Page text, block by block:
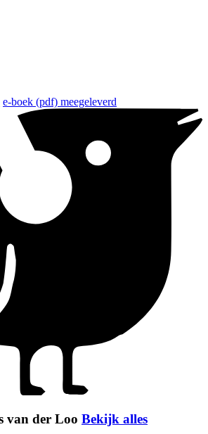
e-boek (pdf) meegeleverd
van der Loo Bekijk alles